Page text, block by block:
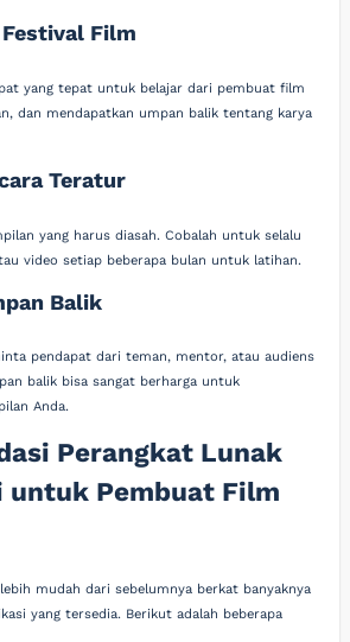
Film
yang tepat untuk belajar dari pembuat film
dan mendapatkan umpan balik tentang karya
Teratur
yang harus diasah. Cobalah untuk selalu
video setiap beberapa bulan untuk latihan.
Balik
pendapat dari teman, mentor, atau audiens
balik bisa sangat berharga untuk
Anda.
Perangkat Lunak
untuk Pembuat Film
mudah dari sebelumnya berkat banyaknya
yang tersedia. Berikut adalah beberapa